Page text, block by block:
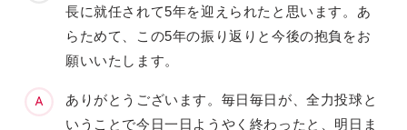
長に就任されて5年を迎えられたと思います。あ
らためて、この5年の振り返りと今後の抱負をお
願いいたします。
ありがとうございます。毎日毎日が、全力投球と
いうことで今日一日ようやく終わったと、明日ま